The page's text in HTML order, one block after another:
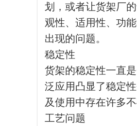
划，或者让货架厂
观性、适用性、功
出现的问题。
稳定性
货架的稳定性一直
泛应用凸显了稳定
及使用中存在许多
工艺问题